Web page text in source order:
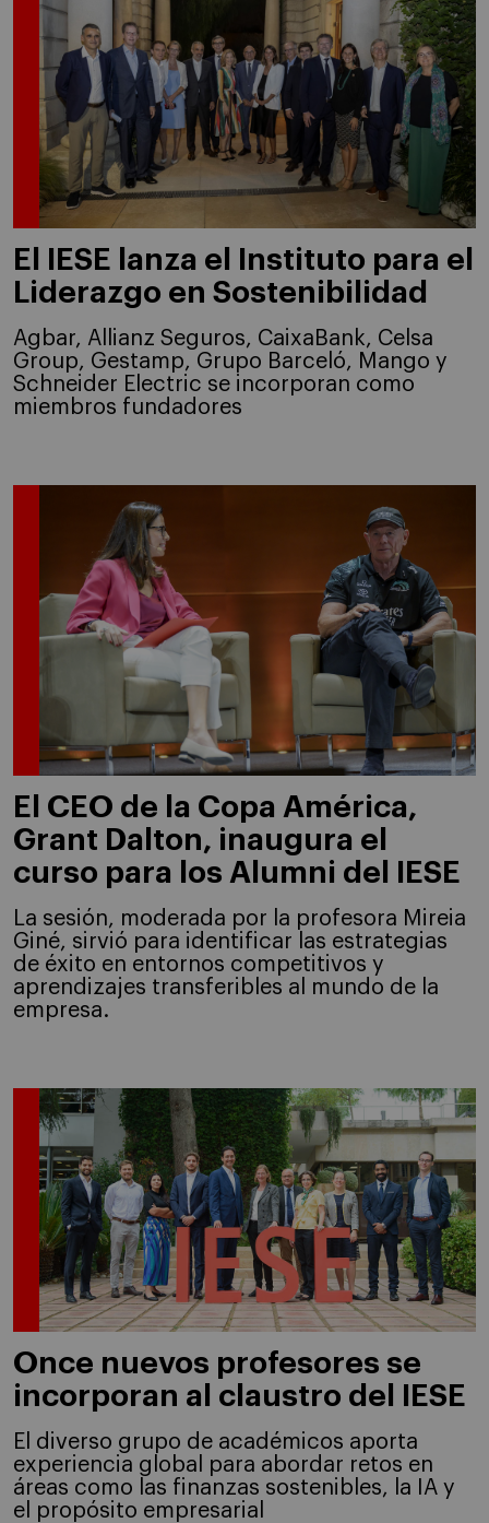
El IESE lanza el Instituto para el
Liderazgo en Sostenibilidad
Agbar, Allianz Seguros, CaixaBank, Celsa
Group, Gestamp, Grupo Barceló, Mango y
Schneider Electric se incorporan como
miembros fundadores
El CEO de la Copa América,
Grant Dalton, inaugura el
curso para los Alumni del IESE
La sesión, moderada por la profesora Mireia
Giné, sirvió para identificar las estrategias
de éxito en entornos competitivos y
aprendizajes transferibles al mundo de la
empresa.
Once nuevos profesores se
incorporan al claustro del IESE
El diverso grupo de académicos aporta
experiencia global para abordar retos en
áreas como las finanzas sostenibles, la IA y
el propósito empresarial